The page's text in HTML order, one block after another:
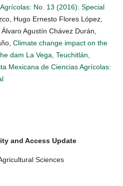
No. 13 (2016): Special
Hugo Ernesto Flores López,
Agustín Chávez Durán,
Climate change impact on the
dam La Vega, Teuchitlán,
Mexicana de Ciencias Agrícolas:
and Access Update
Sciences